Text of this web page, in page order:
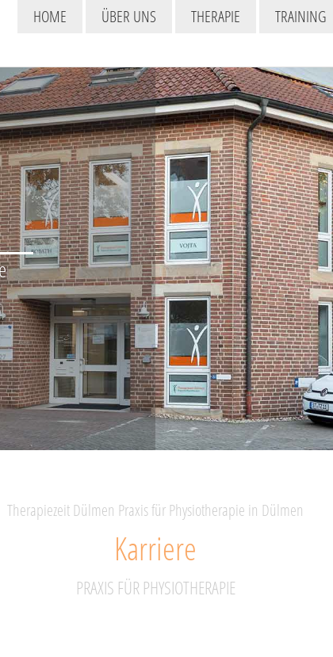
HOME ÜBER UNS THERAPIE TRAINING
Therapiezeit Dülmen Praxis für Physiotherapie in Dülmen
Karriere
PRAXIS FÜR PHYSIOTHERAPIE